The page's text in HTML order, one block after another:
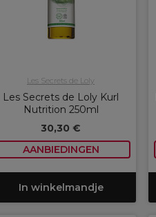
Les Secrets de Loly
Les Secrets de Loly Kurl
Nutrition 250ml
30,30 €
AANBIEDINGEN
In winkelmandje